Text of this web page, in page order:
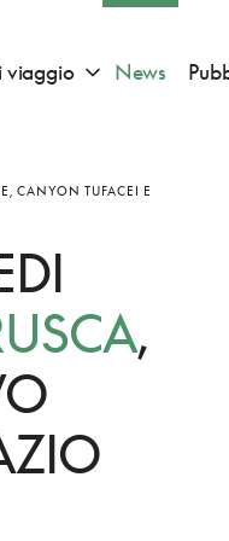
viaggio Apri sotto menu
News
CANYON TUFACEI E
,